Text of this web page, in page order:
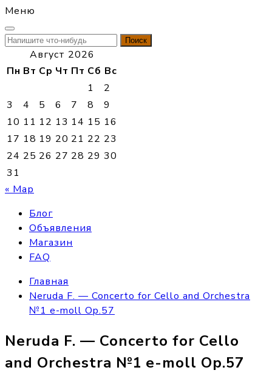
Меню
Найти:
Август 2026
Пн Вт Ср Чт Пт Сб Вс
1
2
3
4 5 6 7 8
9
10 11 12 13 14 15 16
17 18 19 20 21 22 23
24 25 26 27 28 29 30
31
« Мар
Блог
Объявления
Магазин
FAQ
Главная
Neruda F. — Concerto for Cello and Orchestra
№1 e-moll Op.57
Neruda F. — Concerto for Cello
and Orchestra №1 e-moll Op.57